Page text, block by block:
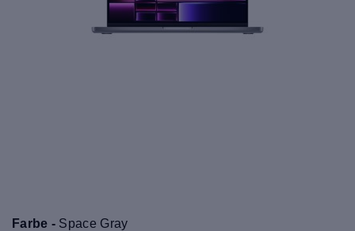
Farbe - Space Gray